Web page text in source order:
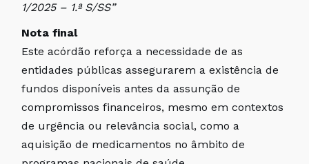
1/2025 – 1.ª S/SS”
Nota final
Este acórdão reforça a necessidade de as
entidades públicas assegurarem a existência de
fundos disponíveis antes da assunção de
compromissos financeiros, mesmo em contextos
de urgência ou relevância social, como a
aquisição de medicamentos no âmbito de